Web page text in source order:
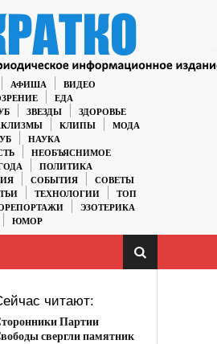
АФИША
ВИДЕО
ЕДА
ЗВЕЗДЫ
ЗДОРОВЬЕ
КЛИПЫ
МОДА
НАУКА
НЕОБЪЯСНИМОЕ
ПОЛИТИКА
СОБЫТИЯ
СОВЕТЫ
ТЕХНОЛОГИИ
ТОП
ЭЗОТЕРИКА
ЮМОР
читают:
Партии
свергли памятник